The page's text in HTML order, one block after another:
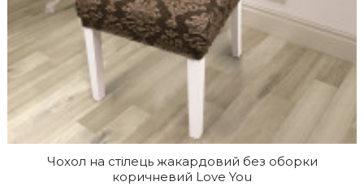
Чохол на стілець жакардовий без оборки
коричневий Love You